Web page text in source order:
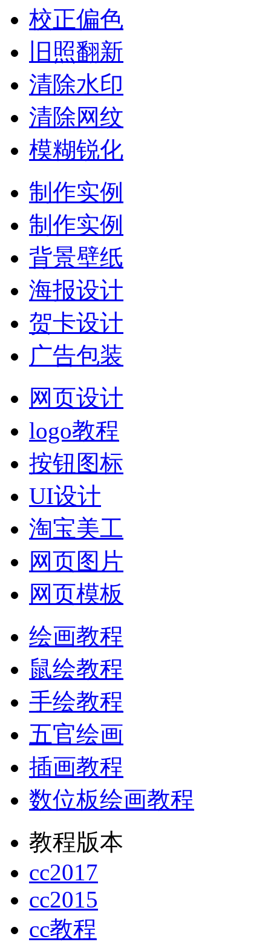
校正偏色
旧照翻新
清除水印
清除网纹
模糊锐化
制作实例
制作实例
背景壁纸
海报设计
贺卡设计
广告包装
网页设计
logo教程
按钮图标
UI设计
淘宝美工
网页图片
网页模板
绘画教程
鼠绘教程
手绘教程
五官绘画
插画教程
数位板绘画教程
教程版本
cc2017
cc2015
cc教程